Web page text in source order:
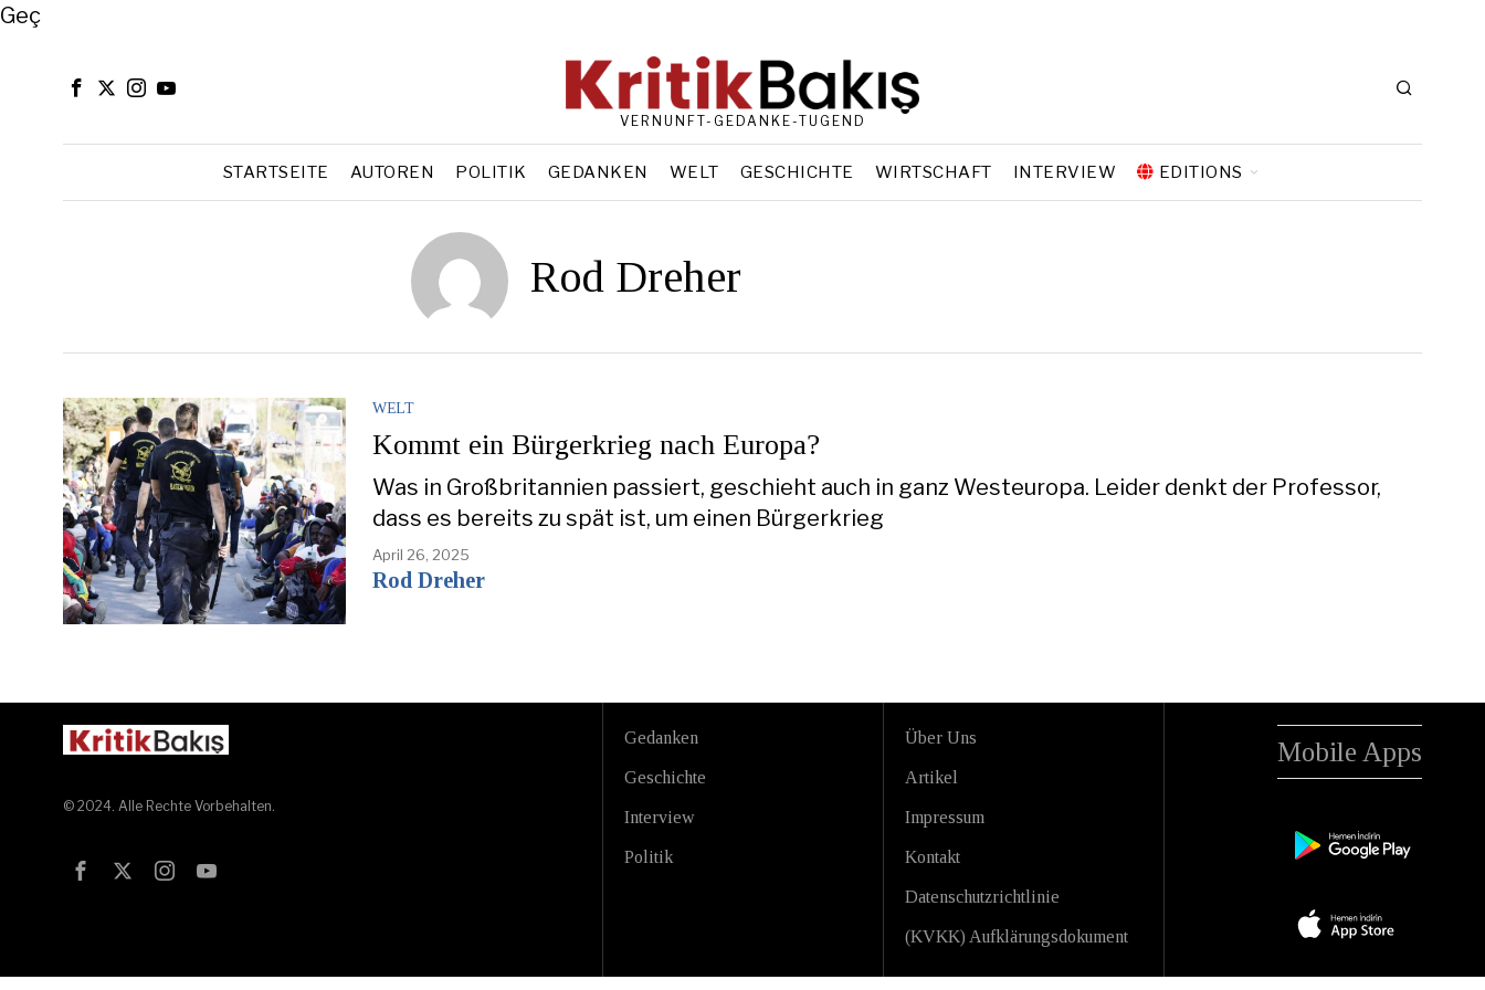
Close
Geç
VERNUNFT-GEDANKE-TUGEND
STARTSEITE AUTOREN POLITIK GEDANKEN WELT GESCHICHTE WIRTSCHAFT INTERVIEW EDITIONS
Rod Dreher
WELT
Kommt ein Bürgerkrieg nach Europa?
Was in Großbritannien passiert, geschieht auch in ganz Westeuropa. Leider denkt der Professor,
dass es bereits zu spät ist, um einen Bürgerkrieg
April 26, 2025
Rod Dreher
© 2024. Alle Rechte Vorbehalten.
Gedanken
Geschichte
Interview
Politik
Über Uns
Artikel
Impressum
Kontakt
Datenschutzrichtlinie
(KVKK) Aufklärungsdokument
Mobile Apps